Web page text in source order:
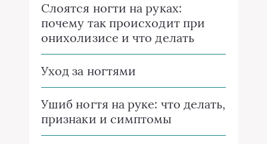
Слоятся ногти на руках:
почему так происходит при
онихолизисе и что делать
Уход за ногтями
Ушиб ногтя на руке: что делать,
признаки и симптомы